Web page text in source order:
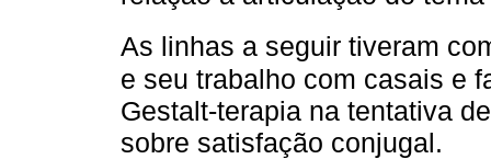
As linhas a seguir tiveram
e seu trabalho com casais e
Gestalt-terapia na tentativa
sobre satisfação conjugal.